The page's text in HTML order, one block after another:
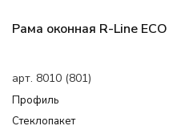
Рама оконная R-Line ECO
арт. 8010 (801)
Профиль
Cтеклопакет